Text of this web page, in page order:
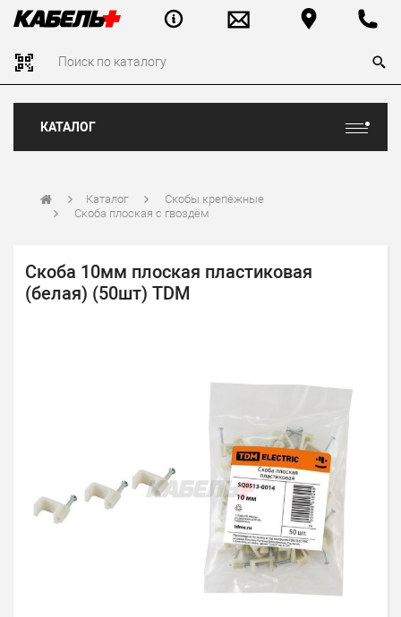
КАТАЛОГ
Каталог
Скобы крепёжные
Скоба плоская с гвоздём
Скоба 10мм плоская пластиковая
(белая) (50шт) TDM